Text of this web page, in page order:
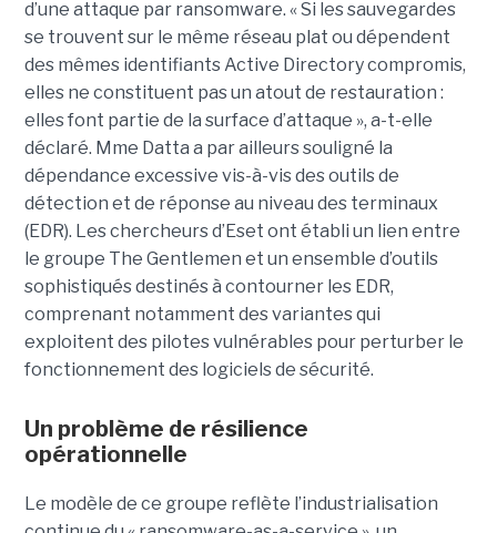
d’une attaque par ransomware. « Si les sauvegardes
se trouvent sur le même réseau plat ou dépendent
des mêmes identifiants Active Directory compromis,
elles ne constituent pas un atout de restauration :
elles font partie de la surface d’attaque », a-t-elle
déclaré. Mme Datta a par ailleurs souligné la
dépendance excessive vis-à-vis des outils de
détection et de réponse au niveau des terminaux
(EDR). Les chercheurs d’Eset ont établi un lien entre
le groupe The Gentlemen et un ensemble d’outils
sophistiqués destinés à contourner les EDR,
comprenant notamment des variantes qui
exploitent des pilotes vulnérables pour perturber le
fonctionnement des logiciels de sécurité.
Un problème de résilience
opérationnelle
Le modèle de ce groupe reflète l’industrialisation